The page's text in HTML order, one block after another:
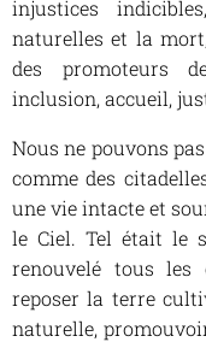
injustices
naturelles et la
des promoteurs
inclusion, accueil,
Nous ne pouvons
comme des
une vie intacte et
le Ciel. Tel était le
renouvelé tous
reposer la terre
naturelle,